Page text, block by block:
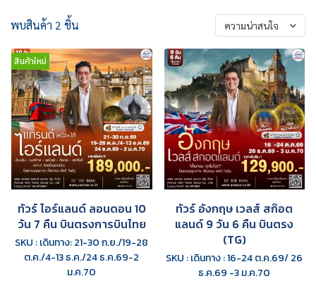
พบสินค้า 2 ชิ้น ความน่าสนใจ
สินค้าใหม่
ทัวร์ ไอร์แลนด์ ลอนดอน 10
วัน 7 คืน บินตรงการบินไทย
SKU : เดินทาง: 21-30 ก.ย./19-28
ต.ค./4-13 ธ.ค./24 ธ.ค.69-2
ม.ค.70
ทัวร์ อังกฤษ เวลส์ สก๊อต
แลนด์ 9 วัน 6 คืน บินตรง
(TG)
SKU : เดินทาง : 16-24 ต.ค.69/ 26
ธ.ค.69 -3 ม.ค.70